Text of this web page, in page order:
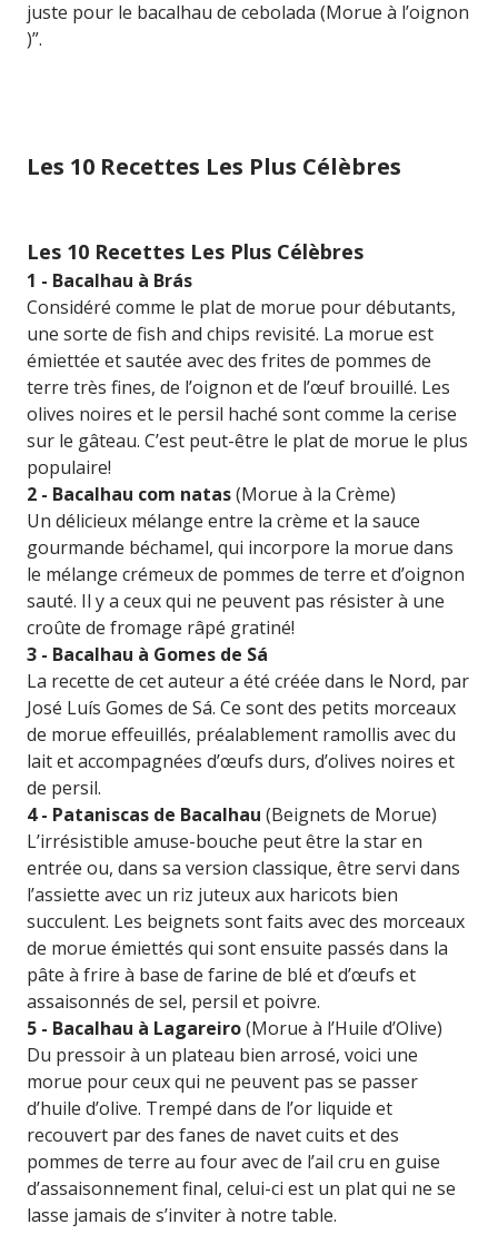
juste pour le bacalhau de cebolada (Morue à l’oignon
)”.
Les 10 Recettes Les Plus Célèbres
Les 10 Recettes Les Plus Célèbres
1 - Bacalhau à Brás
Considéré comme le plat de morue pour débutants,
une sorte de fish and chips revisité. La morue est
émiettée et sautée avec des frites de pommes de
terre très fines, de l’oignon et de l’œuf brouillé. Les
olives noires et le persil haché sont comme la cerise
sur le gâteau. C’est peut-être le plat de morue le plus
populaire!
2 - Bacalhau com natas(Morue à la Crème)
Un délicieux mélange entre la crème et la sauce
gourmande béchamel, qui incorpore la morue dans
le mélange crémeux de pommes de terre et d’oignon
sauté. Il y a ceux qui ne peuvent pas résister à une
croûte de fromage râpé gratiné!
3 - Bacalhau à Gomes de Sá
La recette de cet auteur a été créée dans le Nord, par
José Luís Gomes de Sá. Ce sont des petits morceaux
de morue effeuillés, préalablement ramollis avec du
lait et accompagnées d’œufs durs, d’olives noires et
de persil.
4 - Pataniscas de Bacalhau (Beignets de Morue)
L’irrésistible amuse-bouche peut être la star en
entrée ou, dans sa version classique, être servi dans
l’assiette avec un riz juteux aux haricots bien
succulent. Les beignets sont faits avec des morceaux
de morue émiettés qui sont ensuite passés dans la
pâte à frire à base de farine de blé et d’œufs et
assaisonnés de sel, persil et poivre.
5 - Bacalhau à Lagareiro(Morue à l’Huile d’Olive)
Du pressoir à un plateau bien arrosé, voici une
morue pour ceux qui ne peuvent pas se passer
d’huile d’olive. Trempé dans de l’or liquide et
recouvert par des fanes de navet cuits et des
pommes de terre au four avec de l’ail cru en guise
d’assaisonnement final, celui-ci est un plat qui ne se
lasse jamais de s’inviter à notre table.